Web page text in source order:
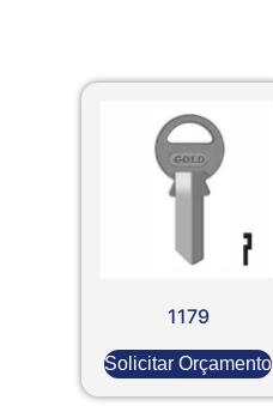
1179
Solicitar Orçamento